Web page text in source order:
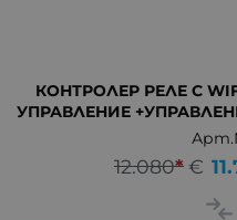
КОНТРОЛЕР РЕЛЕ С
УПРАВЛЕНИЕ
12.080* €